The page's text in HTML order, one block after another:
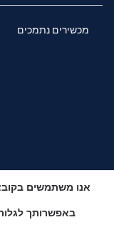
מכשירים נתמכים